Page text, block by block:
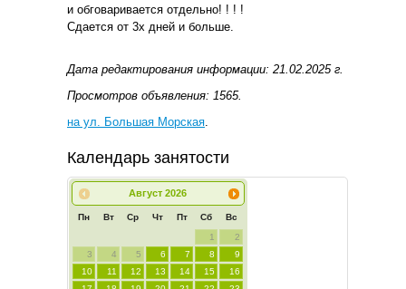
и обговаривается отдельно! ! ! !
Сдается от 3х дней и больше.
Дата редактирования информации: 21.02.2025 г.
Просмотров объявления: 1565.
на ул. Большая Морская
Календарь занятости
Август 2026
Пн Вт Ср Чт Пт Сб Вс
1
2
3
4 5 6 7 8
9
10
11 12 13 14 15
16